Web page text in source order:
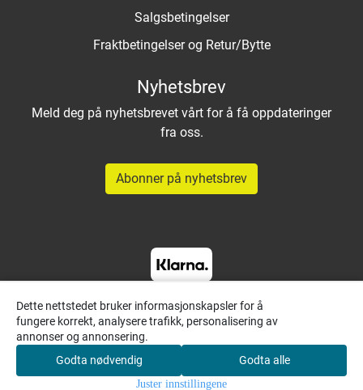
Salgsbetingelser
Fraktbetingelser og Retur/Bytte
Nyhetsbrev
Meld deg på nyhetsbrevet vårt for å få oppdateringer
fra oss.
Abonner på nyhetsbrev
Dette nettstedet bruker informasjonskapsler for å
fungere korrekt, analysere trafikk, personalisering av
annonser og annonsering.
Godta nødvendig
Godta alle
Juster innstillingene